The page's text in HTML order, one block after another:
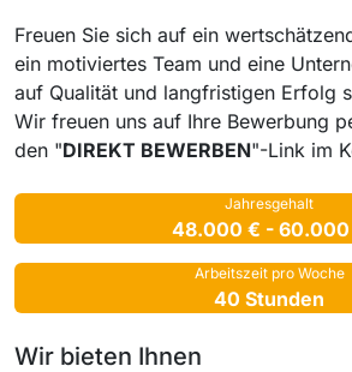
Freuen Sie sich auf ein
ein motiviertes Team und eine
auf Qualität und langfristigen Erfolg
Wir freuen uns auf Ihre Bewerbung
den "DIREKT BEWERBEN"-Link im
Jahresgehalt
48.000 € - 60.000
Arbeitszeit pro Woche
40 Stunden
Wir bieten Ihnen